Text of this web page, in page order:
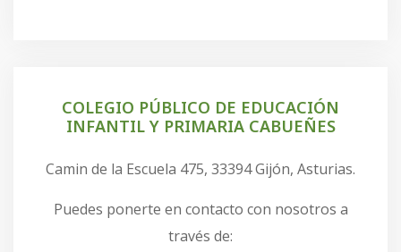
COLEGIO PÚBLICO DE EDUCACIÓN
INFANTIL Y PRIMARIA CABUEÑES
Camin de la Escuela 475, 33394 Gijón, Asturias.
Puedes ponerte en contacto con nosotros a
través de: